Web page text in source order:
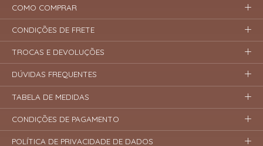
COMO COMPRAR
CONDIÇÕES DE FRETE
TROCAS E DEVOLUÇÕES
DÚVIDAS FREQUENTES
TABELA DE MEDIDAS
CONDIÇÕES DE PAGAMENTO
POLÍTICA DE PRIVACIDADE DE DADOS